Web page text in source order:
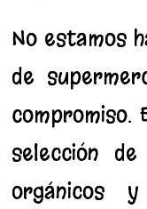
No estamos
de
compromiso.
selección
orgánicos